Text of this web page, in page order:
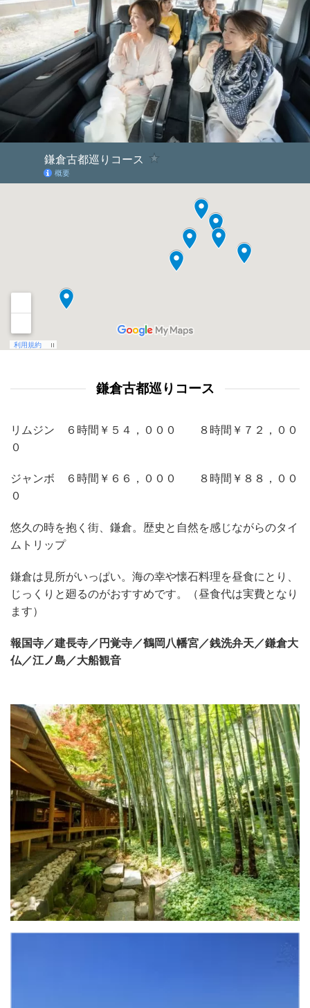
鎌倉古都巡りコース
リムジン ６時間￥５４，０００ ８時間￥７２，００
０
ジャンボ ６時間￥６６，０００ ８時間￥８８，００
０
悠久の時を抱く街、鎌倉。歴史と自然を感じながらのタイ
ムトリップ
鎌倉は見所がいっぱい。海の幸や懐石料理を昼食にとり、
じっくりと廻るのがおすすめです。（昼食代は実費となり
ます）
報国寺／建長寺／ 円覚寺／鶴岡八幡宮／銭洗弁天／鎌倉大
仏／江ノ島 ／大船観音